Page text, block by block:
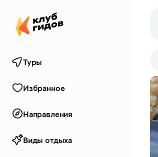
Туры
Избранное
Направления
Виды отдыха